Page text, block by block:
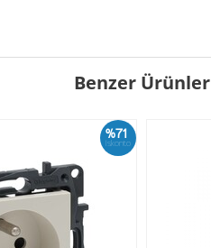
Benzer Ürünler
%71
İskonto